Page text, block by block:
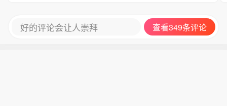
好的评论会让人崇拜 查看349条评论